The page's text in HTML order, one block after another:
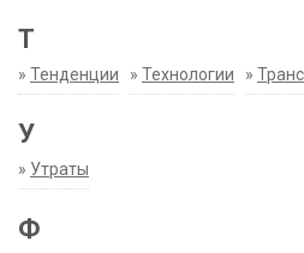
Т
» Тенденции » Технологии »
У
» Утраты
Ф